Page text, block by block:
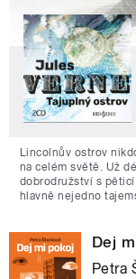
Lincolnův ostrov
na celém světě. Už
dobrodružství s
hlavně nejedno
Dej
Petra